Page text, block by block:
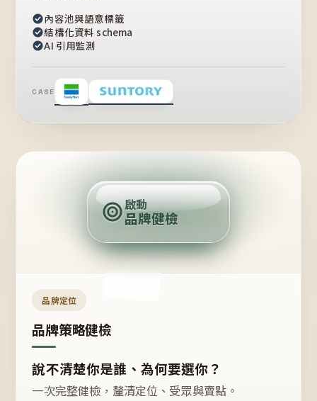
內容池與語意標籤
結構化資料 schema
AI 引用監測
CASE
定
位
點
啟動
品牌健檢
品牌定位
品牌策略健檢
說不清楚你是誰、為何要選你？
一次完整健檢，釐清定位、受眾與賣點。